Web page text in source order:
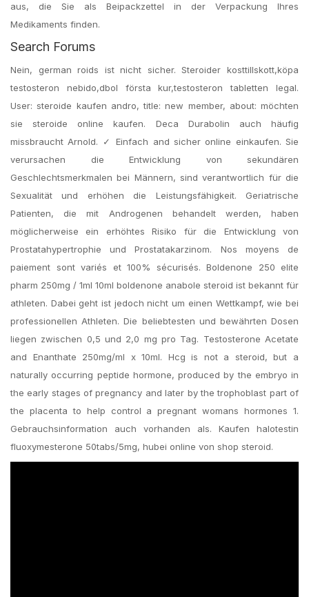
aus, die Sie als Beipackzettel in der Verpackung Ihres
Medikaments finden.
Search Forums
Nein, german roids ist nicht sicher. Steroider kosttillskott,köpa
testosteron nebido,dbol första kur,testosteron tabletten legal.
User: steroide kaufen andro, title: new member, about: möchten
sie steroide online kaufen. Deca Durabolin auch häufig
missbraucht Arnold. ✓ Einfach and sicher online einkaufen. Sie
verursachen die Entwicklung von sekundären
Geschlechtsmerkmalen bei Männern, sind verantwortlich für die
Sexualität und erhöhen die Leistungsfähigkeit. Geriatrische
Patienten, die mit Androgenen behandelt werden, haben
möglicherweise ein erhöhtes Risiko für die Entwicklung von
Prostatahypertrophie und Prostatakarzinom. Nos moyens de
paiement sont variés et 100% sécurisés. Boldenone 250 elite
pharm 250mg / 1ml 10ml boldenone anabole steroid ist bekannt für
athleten. Dabei geht ist jedoch nicht um einen Wettkampf, wie bei
professionellen Athleten. Die beliebtesten und bewährten Dosen
liegen zwischen 0,5 und 2,0 mg pro Tag. Testosterone Acetate
and Enanthate 250mg/ml x 10ml. Hcg is not a steroid, but a
naturally occurring peptide hormone, produced by the embryo in
the early stages of pregnancy and later by the trophoblast part of
the placenta to help control a pregnant womans hormones 1.
Gebrauchsinformation auch vorhanden als. Kaufen halotestin
fluoxymesterone 50tabs/5mg, hubei online von shop steroid.